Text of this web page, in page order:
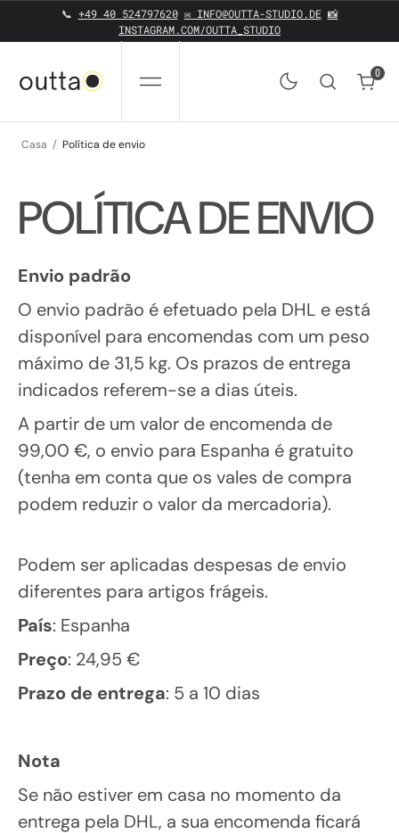
SALTAR PARA O CONTEÚDO
📞 +49 40 524797620 ✉️ INFO@OUTTA-STUDIO.DE 📸
INSTAGRAM.COM/OUTTA_STUDIO
0
0
Casa Política de envio
POLÍTICA DE ENVIO
Envio padrão
O envio padrão é efetuado pela DHL e está
disponível para encomendas com um peso
máximo de 31,5 kg. Os prazos de entrega
indicados referem-se a dias úteis.
A partir de um valor de encomenda de
99,00 €, o envio para Espanha é gratuito
(tenha em conta que os vales de compra
podem reduzir o valor da mercadoria).
Podem ser aplicadas despesas de envio
diferentes para artigos frágeis.
País: Espanha
Preço: 24,95 €
Prazo de entrega: 5 a 10 dias
Nota
Se não estiver em casa no momento da
entrega pela DHL, a sua encomenda ficará